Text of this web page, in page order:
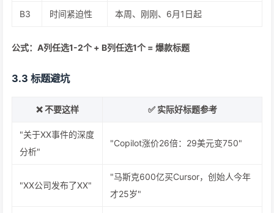
B3 时间紧迫性 本周、刚刚、6月1日起
公式：A列任选1-2个 + B列任选1个 = 爆款标题
3.3 标题避坑
❌ 不要这样 ✅ 实际好标题参考
"关于XX事件的深度
分析"
"Copilot涨价26倍：29美元变750"
"XX公司发布了XX"
"马斯克600亿买Cursor，创始人今年
才25岁"